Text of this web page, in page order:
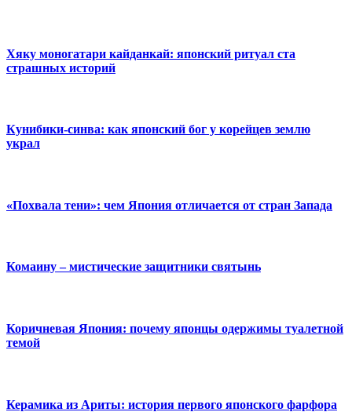
Хяку моногатари кайданкай: японский ритуал ста
страшных историй
Кунибики-синва: как японский бог у корейцев землю
украл
«Похвала тени»: чем Япония отличается от стран Запада
Комаину – мистические защитники святынь
Коричневая Япония: почему японцы одержимы туалетной
темой
Керамика из Ариты: история первого японского фарфора